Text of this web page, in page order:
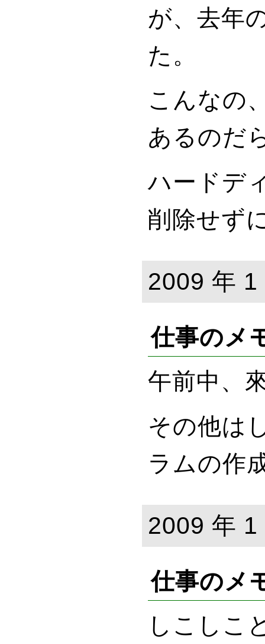
が、去年
た。
こんなの
あるのだ
ハードデ
削除せず
2009 年
仕事のメ
午前中、
その他は
ラムの作
2009 年
仕事のメ
しこしこ